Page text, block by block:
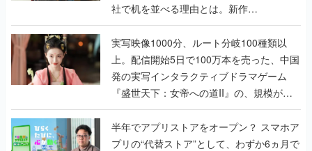
社で机を並べる理由とは。新作
『TATSUJIN EXTREME』で初タッグを組
んだレジェンド2人に訊く開発秘話
実写映像1000分、ルート分岐100種類以
上。配信開始5日で100万本を売った、中国
発の実写インタラクティブドラマゲーム
『盛世天下：女帝への道II』の、規模が違
うこだわりをプロデューサーに聞いた
半年でアプリストアをオープン？ スマホア
プリの“代替ストア”として、わずか6ヵ月で